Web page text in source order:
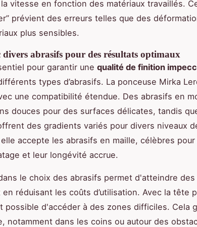
vitesse en fonction des matériaux travaillés.
prévient des erreurs telles que des
plus sensibles.
abrasifs pour des résultats optimaux
pour garantir une qualité de finition
types d’abrasifs. La ponceuse Mirka
une compatibilité étendue. Des abrasifs en
douces pour des surfaces délicates, tandis
des gradients variés pour divers niveaux
accepte les abrasifs en maille, célèbres pour
et leur longévité accrue.
le choix des abrasifs permet d'atteindre
réduisant les coûts d’utilisation. Avec la tête
possible d'accéder à des zones difficiles. Cela
notamment dans les coins ou autour des